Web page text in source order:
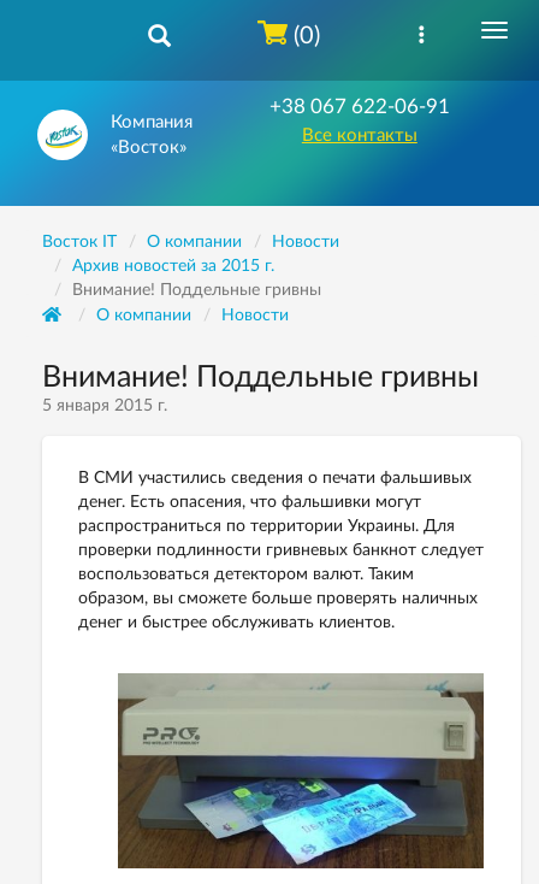
Компания
«Восток»
+38 067 622-06-91
Все контакты
(0)
Восток IT О компании
Новости
Архив новостей за 2015 г.
Внимание! Поддельные гривны
О компании
Новости
Внимание! Поддельные гривны
5 января 2015 г.
В СМИ участились сведения о печати фальшивых
денег. Есть опасения, что фальшивки могут
распространиться по территории Украины. Для
проверки подлинности гривневых банкнот следует
воспользоваться детектором валют. Таким
образом, вы сможете больше проверять наличных
денег и быстрее обслуживать клиентов.